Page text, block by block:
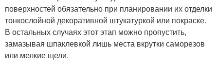
поверхностей обязательно при планировании их отделки
тонкослойной декоративной штукатуркой или покраске.
В остальных случаях этот этап можно пропустить,
замазывая шпаклевкой лишь места вкрутки саморезов
или мелкие щели.